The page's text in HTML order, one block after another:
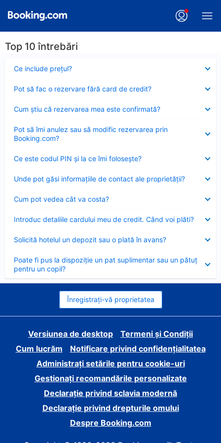
Top 10 întrebări
Ce include preţul?
închis
Pot să fac o rezervare fără card de credit?
închis
Cum ştiu că rezervarea mea este confirmată?
închis
Pot să îmi anulez sau să modific rezervarea prin
Booking.com?
închis
Ce este codul PIN şi la ce îmi foloseşte?
închis
Unde pot găsi informațiile de contact ale proprietății?
închis
Cum pot vedea cât va costa?
închis
Introduc detaliile cardului meu de credit. Când voi plăti?
închis
Solicită hotelul un depozit sau o plată în avans?
închis
Poate fi pus la dispoziție un pat suplimentar sau un pătuț
pentru un copil?
închis
Înregistrați-vă proprietatea
Versiunea de desktop
Termeni și Condiții
Cum lucrăm
Notificare privind confidențialitatea
Administrați setările pentru cookie-uri
Gestionați recomandările personalizate
Declarație privind sclavia modernă
Declarație privind drepturile omului
Despre Booking.com